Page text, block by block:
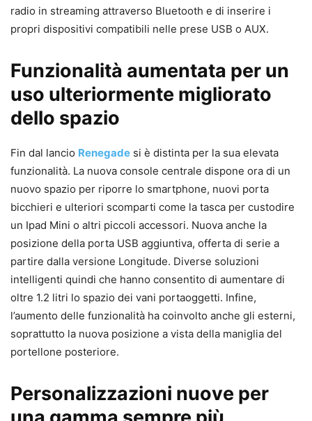
radio in streaming attraverso Bluetooth e di inserire i
propri dispositivi compatibili nelle prese USB o AUX.
Funzionalità aumentata per un
uso ulteriormente migliorato
dello spazio
Fin dal lancio Renegade si è distinta per la sua elevata
funzionalità. La nuova console centrale dispone ora di un
nuovo spazio per riporre lo smartphone, nuovi porta
bicchieri e ulteriori scomparti come la tasca per custodire
un Ipad Mini o altri piccoli accessori. Nuova anche la
posizione della porta USB aggiuntiva, offerta di serie a
partire dalla versione Longitude. Diverse soluzioni
intelligenti quindi che hanno consentito di aumentare di
oltre 1.2 litri lo spazio dei vani portaoggetti. Infine,
l’aumento delle funzionalità ha coinvolto anche gli esterni,
soprattutto la nuova posizione a vista della maniglia del
portellone posteriore.
Personalizzazioni nuove per